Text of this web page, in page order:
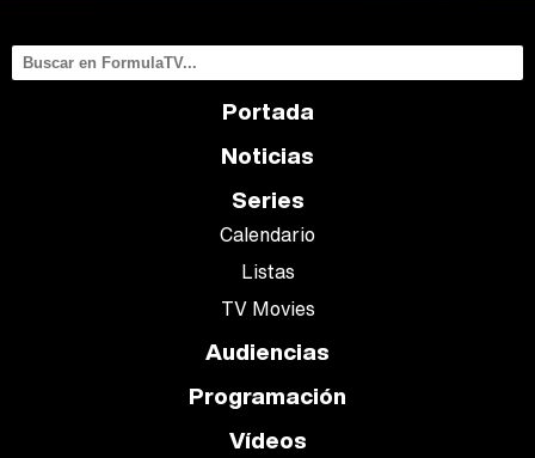
Portada
Noticias
Series
Calendario
Listas
TV Movies
Audiencias
Programación
Vídeos